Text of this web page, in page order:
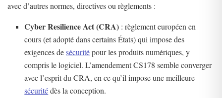
avec d’autres normes, directives ou règlements :
Cyber Resilience Act (CRA) : règlement européen en
cours (et adopté dans certains États) qui impose des
exigences desécuritépour les produits numériques, y
compris le logiciel. L’amendement CS178 semble converger
avec l’esprit du CRA, en ce qu’il impose une meilleure
sécuritédès la conception.